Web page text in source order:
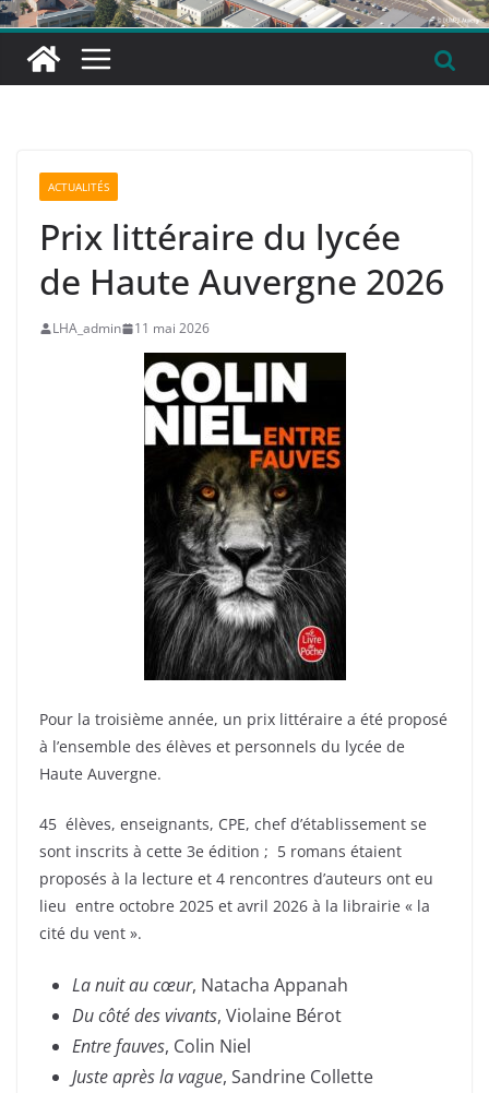
ACTUALITÉS
Prix littéraire du lycée
de Haute Auvergne 2026
LHA_admin 11 mai 2026
Pour la troisième année, un prix littéraire a été proposé
à l’ensemble des élèves et personnels du lycée de
Haute Auvergne.
45 élèves, enseignants, CPE, chef d’établissement se
sont inscrits à cette 3e édition ; 5 romans étaient
proposés à la lecture et 4 rencontres d’auteurs ont eu
lieu entre octobre 2025 et avril 2026 à la librairie « la
cité du vent ».
La nuit au cœur, Natacha Appanah
Du côté des vivants, Violaine Bérot
Entre fauves, Colin Niel
Juste après la vague, Sandrine Collette